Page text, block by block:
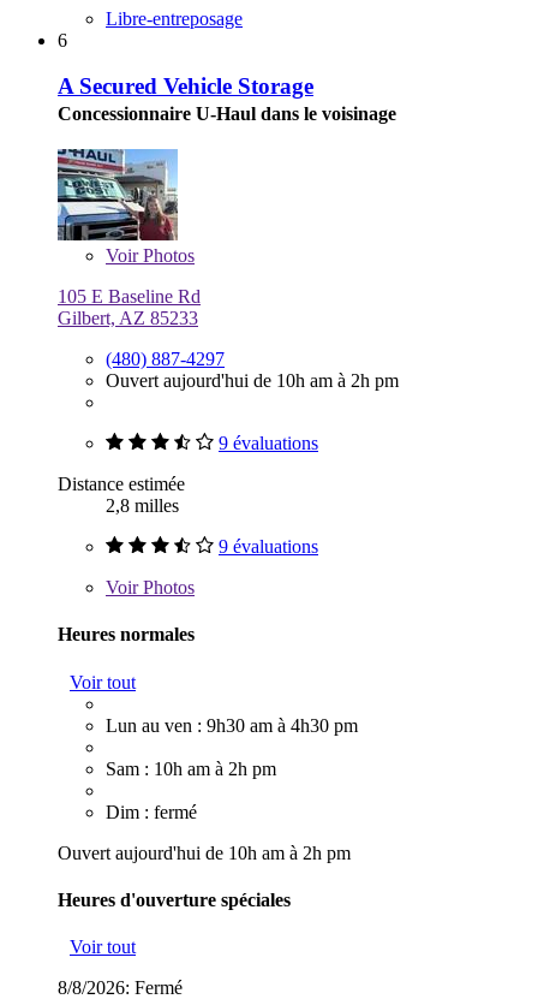
Libre-entreposage
6
A Secured Vehicle Storage
Concessionnaire U-Haul dans le voisinage
VoirPhotos
105 E Baseline Rd
Gilbert, AZ 85233
(480) 887-4297
Ouvert aujourd'hui de 10h am à 2h pm
9 évaluations
Distance estimée
2,8 milles
9 évaluations
VoirPhotos
Heures normales
Voir tout
Lun au ven : 9h30 am à 4h30 pm
Sam : 10h am à 2h pm
Dim : fermé
Ouvert aujourd'hui de 10h am à 2h pm
Heures d'ouverture spéciales
Voir tout
8/8/2026: Fermé